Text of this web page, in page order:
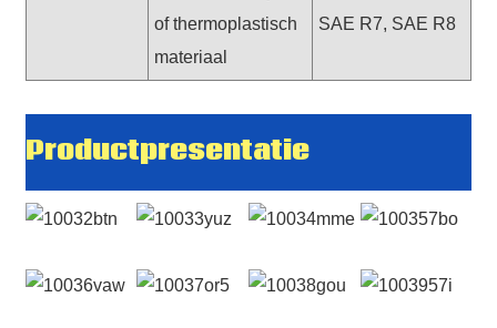
of thermoplastisch
materiaal
SAE R7, SAE R8
Productpresentatie